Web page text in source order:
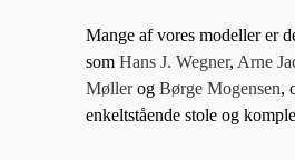
Mange af vores modeller er
somHans J. Wegner, Arne
MøllerogBørge Mogensen,
enkeltstående stole og